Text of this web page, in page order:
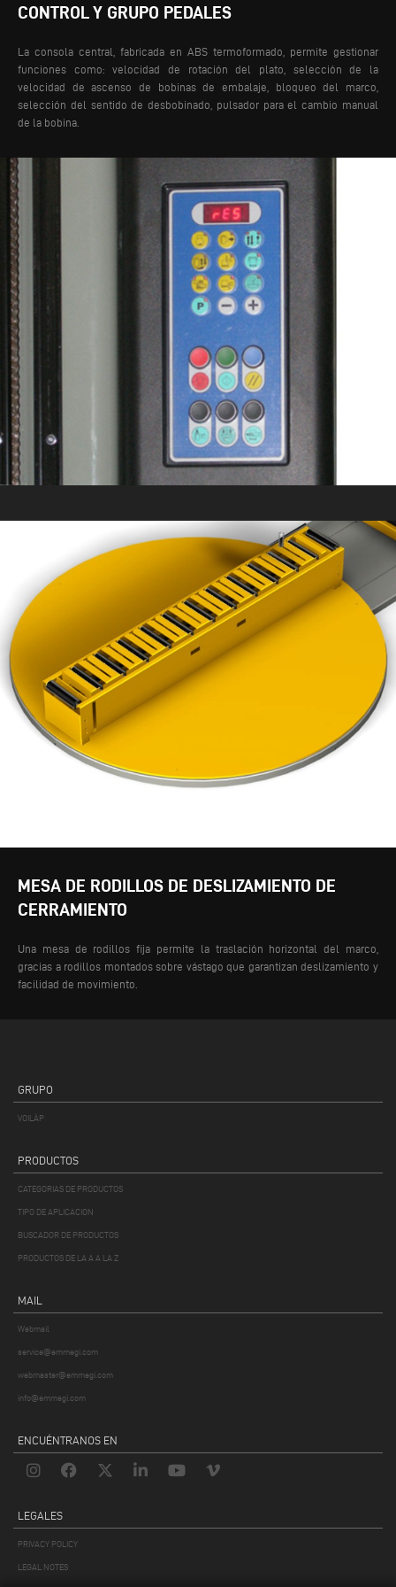
CONTROL Y GRUPO PEDALES
La consola central, fabricada en ABS termoformado, permite gestionar
funciones como: velocidad de rotación del plato, selección de la
velocidad de ascenso de bobinas de embalaje, bloqueo del marco,
selección del sentido de desbobinado, pulsador para el cambio manual
de la bobina.
MESA DE RODILLOS DE DESLIZAMIENTO DE
CERRAMIENTO
Una mesa de rodillos fija permite la traslación horizontal del marco,
gracias a rodillos montados sobre vástago que garantizan deslizamiento y
facilidad de movimiento.
GRUPO
VOILÀP
PRODUCTOS
CATEGORIAS DE PRODUCTOS
TIPO DE APLICACION
BUSCADOR DE PRODUCTOS
PRODUCTOS DE LA A A LA Z
MAIL
Webmail
service@emmegi.com
webmaster@emmegi.com
info@emmegi.com
ENCUÉNTRANOS EN
LEGALES
PRIVACY POLICY
LEGAL NOTES